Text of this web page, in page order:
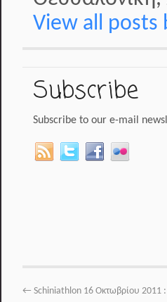
View all
Subscribe
Subscribe to our e-mail
← Schiniathlon 16 Οκτωβρίου 2011